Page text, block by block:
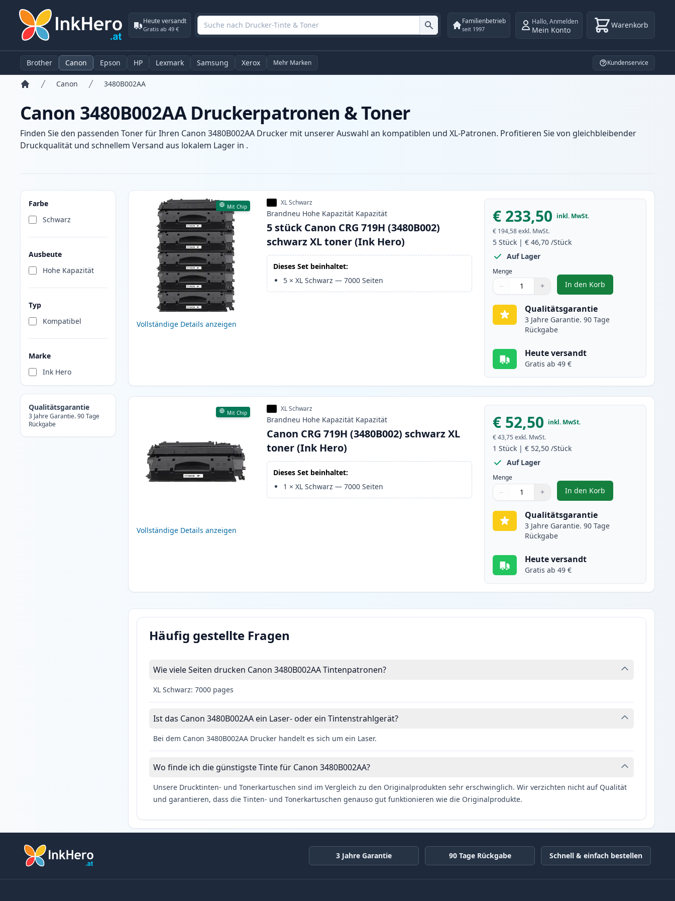
Heute versandt
Gratis ab 49 €
Familienbetrieb
seit 1997
Hallo,Anmelden
Mein Konto Warenkorb
Brother Canon Epson HP Lexmark Samsung Xerox Mehr Marken Kundenservice
Canon 3480B002AA
Canon 3480B002AA Druckerpatronen & Toner
Finden Sie den passenden Toner für Ihren Canon 3480B002AA Drucker mit unserer Auswahl an kompatiblen und XL-Patronen. Profitieren Sie von gleichbleibender
Druckqualität und schnellem Versand aus lokalem Lager in .
Farbe
Schwarz
Ausbeute
Hohe Kapazität
Typ
Kompatibel
Marke
Ink Hero
Qualitätsgarantie
3 Jahre Garantie. 90 Tage
Rückgabe
Produkte
Mit Chip
Vollständige Details anzeigen
XL Schwarz
Brandneu Hohe Kapazität Kapazität
5 stück Canon CRG 719H (3480B002)
schwarz XL toner (Ink Hero)
Dieses Set beinhaltet:
5 ×XL Schwarz —7000 Seiten
€ 233,50 inkl. MwSt.
€ 194,58 exkl. MwSt.
5 Stück |€ 46,70 /Stück
Auf Lager
Menge
Menge
Verwenden Sie die Tasten, um anzupassen
− +
Menge 1
In den Korb
, 5 stück Canon CRG
Qualitätsgarantie
3 Jahre Garantie. 90 Tage
Rückgabe
Heute versandt
Gratis ab 49 €
Mit Chip
Vollständige Details anzeigen
XL Schwarz
Brandneu Hohe Kapazität Kapazität
Canon CRG 719H (3480B002) schwarz XL
toner (Ink Hero)
Dieses Set beinhaltet:
1 ×XL Schwarz —7000 Seiten
€ 52,50 inkl. MwSt.
€ 43,75 exkl. MwSt.
1 Stück |€ 52,50 /Stück
Auf Lager
Menge
Menge
Verwenden Sie die Tasten, um anzupassen
− +
Menge 1
In den Korb
, Canon CRG 719H
Qualitätsgarantie
3 Jahre Garantie. 90 Tage
Rückgabe
Heute versandt
Gratis ab 49 €
Häufig gestellte Fragen
Wie viele Seiten drucken Canon 3480B002AA Tintenpatronen?
XL Schwarz: 7000 pages
Ist das Canon 3480B002AA ein Laser- oder ein Tintenstrahlgerät?
Bei dem Canon 3480B002AA Drucker handelt es sich um ein Laser.
Wo finde ich die günstigste Tinte für Canon 3480B002AA?
Unsere Drucktinten- und Tonerkartuschen sind im Vergleich zu den Originalprodukten sehr erschwinglich. Wir verzichten nicht auf Qualität
und garantieren, dass die Tinten- und Tonerkartuschen genauso gut funktionieren wie die Originalprodukte.
3 Jahre Garantie 90 Tage Rückgabe Schnell & einfach bestellen